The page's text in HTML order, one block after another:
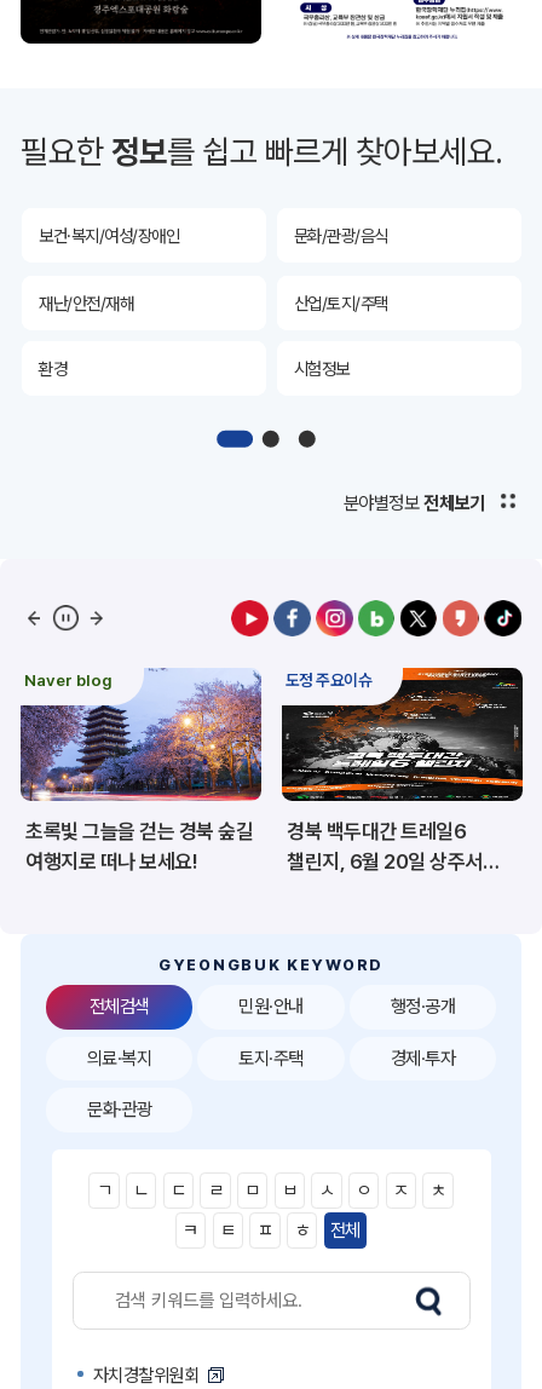
필요한정보를 쉽고 빠르게 찾아보세요.
투자유치 공공데이터&통계
산림 해양/수산
보건·복지/여성/장애인 문화/관광/음식
재난/안전/재해 산업/토지/주택
환경 시험정보
디지털아카이브
공공데이터&통계
산림 해양/수산
보건·복지/여성/장애인 문화/관광/음식
재난/안전/재해 산업/토지/주택
환경 시험정보
공공데이터&통계
분야별정보 전체보기
Naver blog
초록빛 그늘을 걷는 경북 숲길
여행지로 떠나 보세요!
도정 주요이슈
경북 백두대간 트레일6
챌린지, 6월 20일 상주서
GYEONGBUK KEYWORD
전체검색
ㄱ ㄴ ㄷ ㄹ ㅁ ㅂ ㅅ ㅇ ㅈ
ㅊ
ㅋ
ㅌ ㅍ ㅎ 전체
자치경찰위원회
민원·안내 행정·공개
의료·복지 토지·주택 경제·투자
문화·관광